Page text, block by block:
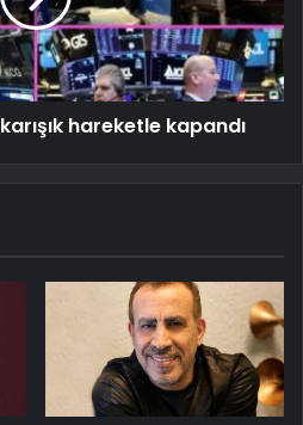
hareketle kapandı